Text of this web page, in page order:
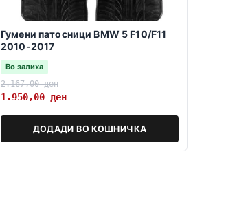
Гумени патосници BMW 5 F10/F11
2010-2017
Во залиха
2.167,00ден
1.950,00 ден
ДОДАДИ ВО КОШНИЧКА